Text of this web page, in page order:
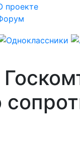
проекте